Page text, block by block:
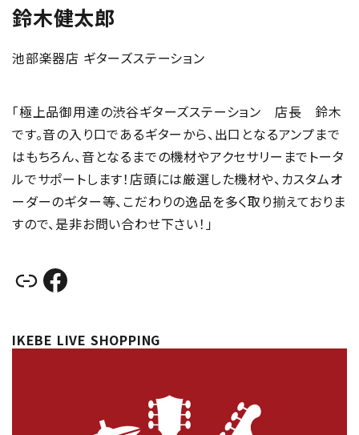
鈴木健太郎
池部楽器店 ギターズステーション
「極上品御用達の渋谷ギターズステーション 店長 鈴木
です。音の入り口であるギターから、出口となるアンプまで
はもちろん、音となるまでの機材やアクセサリーまでトータ
ルでサポートします！店頭には厳選した機材や、カスタムオ
ーダーのギター等、こだわりの逸品を多く取り揃えておりま
すので、是非お問い合わせ下さい！」
リンクFacebook
IKEBE LIVE SHOPPING